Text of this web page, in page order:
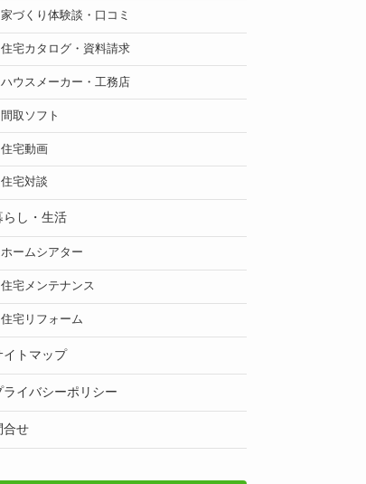
家づくり体験談・口コミ
住宅カタログ・資料請求
ハウスメーカー・工務店
間取ソフト
住宅動画
住宅対談
らし・生活
ホームシアター
住宅メンテナンス
住宅リフォーム
イトマップ
ライバシーポリシー
合せ